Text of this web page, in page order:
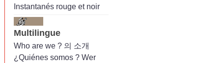
Instantanés rouge et noir
Multilingue
Who are we ? 의 소개
¿Quiénes somos ? Wer